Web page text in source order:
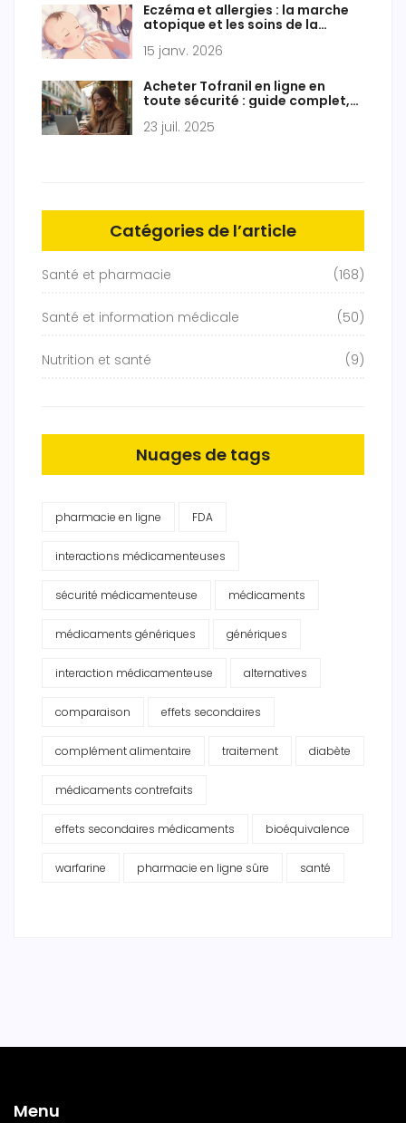
Eczéma et allergies : la marche
atopique et les soins de la
15 janv. 2026
Acheter Tofranil en ligne en
toute sécurité : guide complet,
23 juil. 2025
Catégories de l’article
Santé et pharmacie (168)
Santé et information médicale (50)
Nutrition et santé (9)
Nuages de tags
pharmacie en ligne FDA
interactions médicamenteuses
sécurité médicamenteuse médicaments
médicaments génériques génériques
interaction médicamenteuse alternatives
comparaison effets secondaires
complément alimentaire traitement diabète
médicaments contrefaits
effets secondaires médicaments bioéquivalence
warfarine pharmacie en ligne sûre santé
Menu